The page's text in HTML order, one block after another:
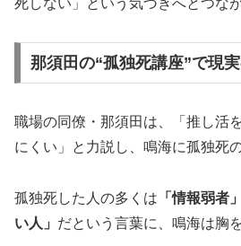
死しない」という気づきへとつな
那須田の“孤独死講座”で現
職場の同僚・那須田は、「推し活
にくい」と力説し、鳴海に孤独死
孤独死した人の多くは 「情報弱者
い人」 だという言葉に、鳴海は胸